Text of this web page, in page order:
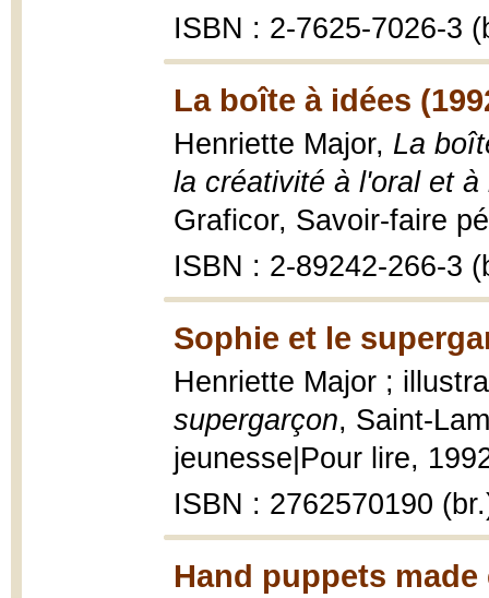
ISBN : 2-7625-7026-3
La boîte à idées
Henriette Major, La
la créativité à l'oral et à
Graficor, Savoir-faire
ISBN : 2-89242-266-3
Sophie et le
Henriette Major ;
supergarçon, Saint-
jeunesse|Pour lire,
ISBN : 2762570190
Hand puppets made